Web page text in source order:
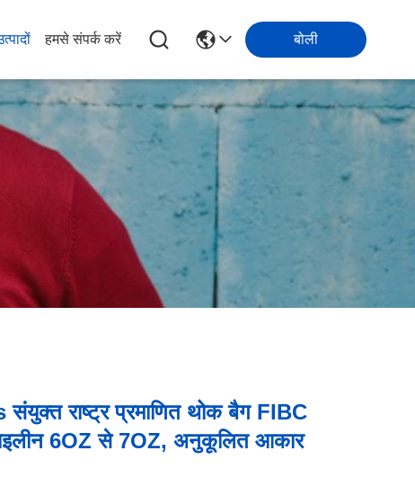
हमसे संपर्क करें बोली
राष्ट्र प्रमाणित थोक बैग FIBC
6OZ से 7OZ, अनुकूलित आकार